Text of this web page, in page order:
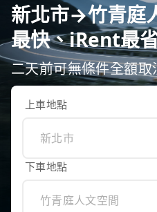
新北市→竹青庭
最快、iRent最
二天前可無條件全額取
上車地點
下車地點